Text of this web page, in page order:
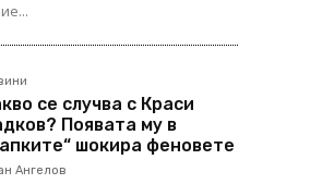
се случва с Краси
Появата му в
шокира феновете
Ангелов